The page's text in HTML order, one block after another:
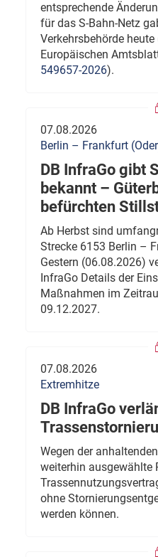
entsprechende
für das S-Bahn-Netz
Verkehrsbehörde
Europäischen
549657-2026).
07.08.2026
Berlin – Frankfurt
DB InfraGo gibt
bekannt –
befürchten
Ab Herbst sind
Strecke 6153 Berlin –
Gestern (06.08.2026)
InfraGo Details der
Maßnahmen im
09.12.2027.
07.08.2026
Extremhitze
DB InfraGo
Wegen der
weiterhin ausgewählte
ohne
werden können.